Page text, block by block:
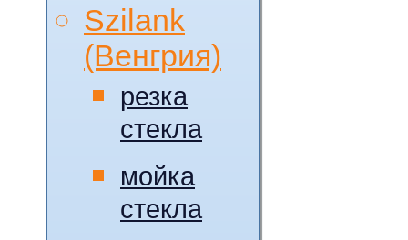
Szilank
(Венгрия)
резка
стекла
мойка
стекла